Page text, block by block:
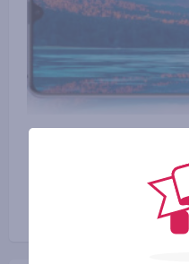
Huawei Mate
наиболее